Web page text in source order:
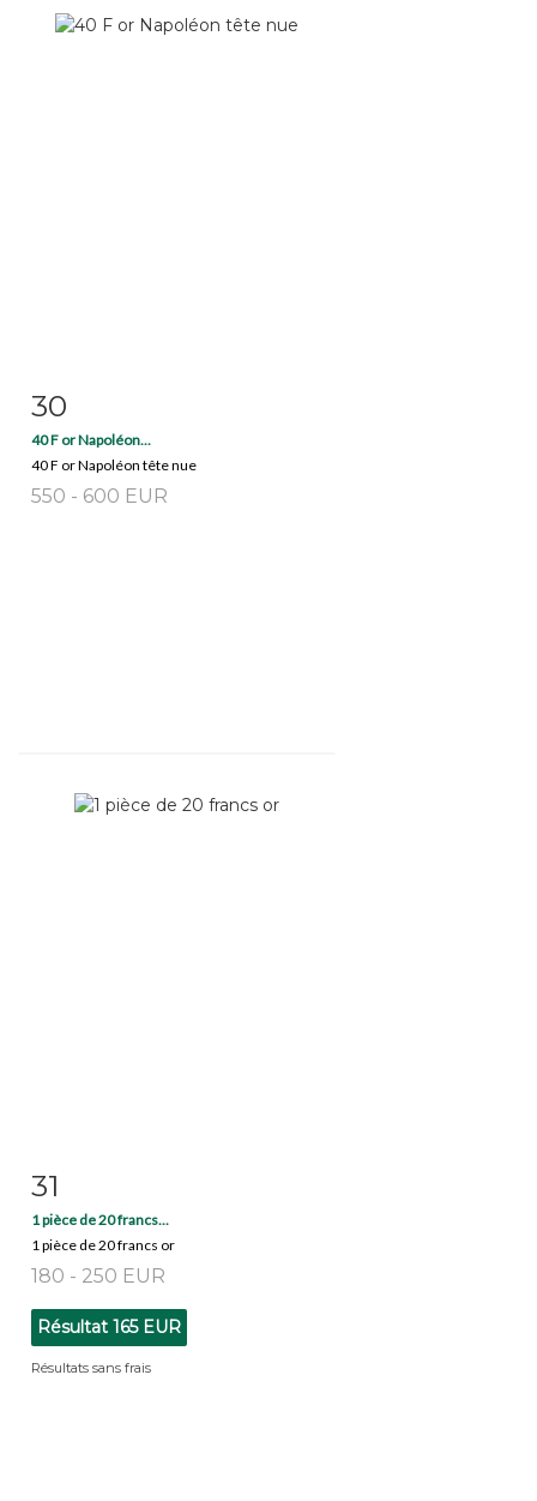
Fiche détaillée
30
40 F or Napoléon...
40 F or Napoléon tête nue
550 - 600 EUR
Fiche détaillée
31
1 pièce de 20 francs...
1 pièce de 20 francs or
180 - 250 EUR
Résultat 165 EUR
Résultats sans frais